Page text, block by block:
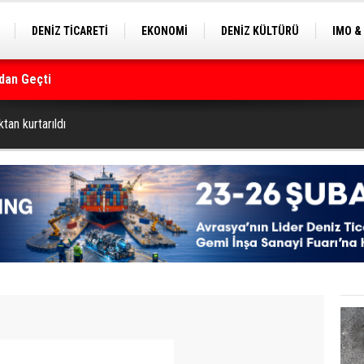
DENİZ TİCARETİ EKONOMİ DENİZ KÜLTÜRÜ
IMO
Geçti
kurtarıldı